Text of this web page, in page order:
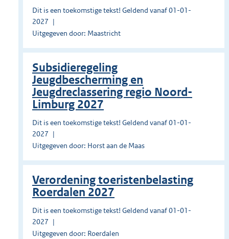
Dit is een toekomstige tekst! Geldend vanaf 01-01-
2027
Uitgegeven door: Maastricht
Subsidieregeling
Jeugdbescherming en
Jeugdreclassering regio Noord-
Limburg 2027
Dit is een toekomstige tekst! Geldend vanaf 01-01-
2027
Uitgegeven door: Horst aan de Maas
Verordening toeristenbelasting
Roerdalen 2027
Dit is een toekomstige tekst! Geldend vanaf 01-01-
2027
Uitgegeven door: Roerdalen